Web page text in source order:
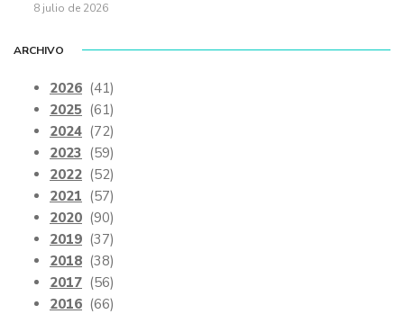
8 julio de 2026
ARCHIVO
2026 (41)
2025 (61)
2024 (72)
2023 (59)
2022 (52)
2021 (57)
2020 (90)
2019 (37)
2018 (38)
2017 (56)
2016 (66)